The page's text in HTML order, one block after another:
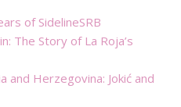
of SidelineSRB
The Story of La Roja’s
and Herzegovina: Jokić and